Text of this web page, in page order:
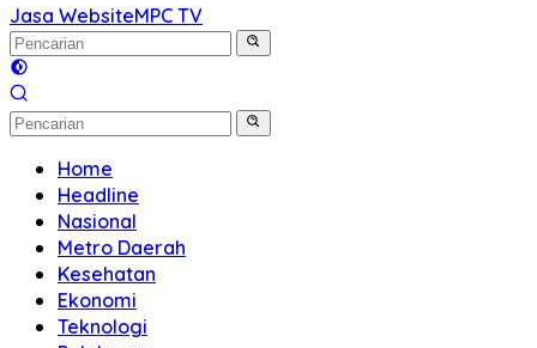
Jasa WebsiteMPC TV
Home
Headline
Nasional
Metro Daerah
Kesehatan
Ekonomi
Teknologi